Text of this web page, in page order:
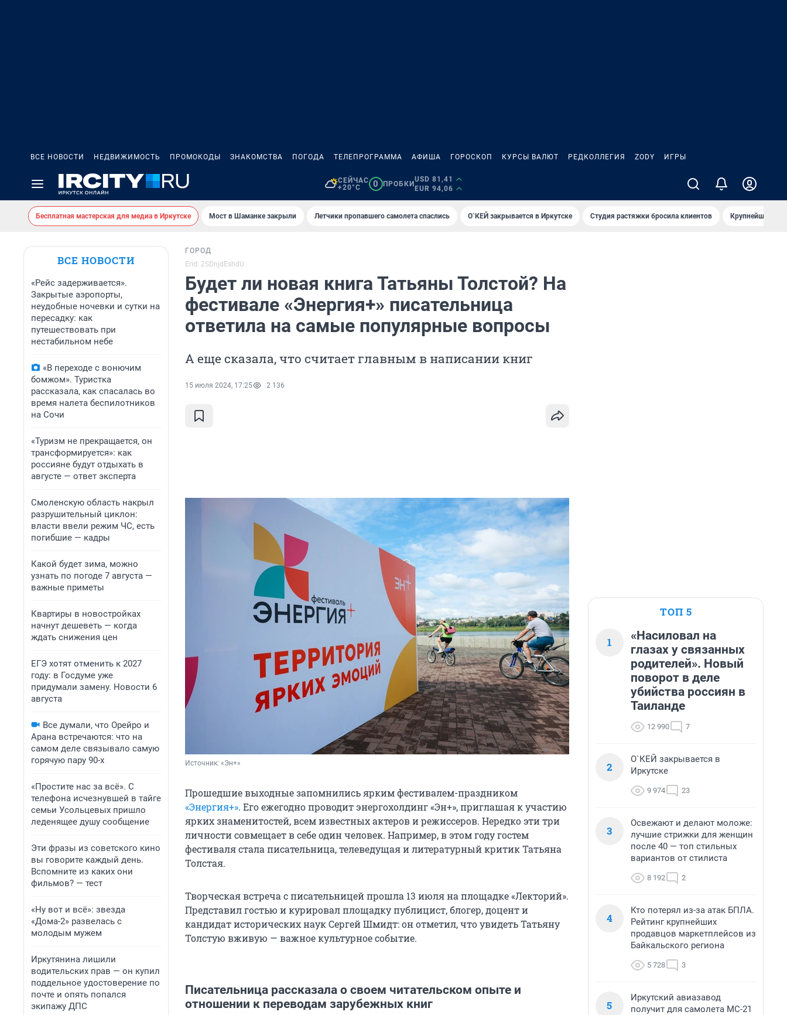
ВСЕ НОВОСТИ НЕДВИЖИМОСТЬ ПРОМОКОДЫ ЗНАКОМСТВА ПОГОДА ТЕЛЕПРОГРАММА АФИША ГОРОСКОП КУРСЫ ВАЛЮТ РЕДКОЛЛЕГИЯ ZODY ИГРЫ
СЕЙЧАС
+20°C
0 ПРОБКИ
USD 81,41
EUR 94,06
Бесплатная мастерская для медиа в Иркутске Мост в Шаманке закрыли Летчики пропавшего самолета спаслись О`КЕЙ закрывается в Иркутске Студия растяжки бросила клиентов Крупнейшие
ВСЕ НОВОСТИ
«Рейс задерживается».
Закрытые аэропорты,
неудобные ночевки и сутки на
пересадку: как
путешествовать при
нестабильном небе
«В переходе с вонючим
бомжом». Туристка
рассказала, как спасалась во
время налета беспилотников
на Сочи
«Туризм не прекращается, он
трансформируется»: как
россияне будут отдыхать в
августе — ответ эксперта
Смоленскую область накрыл
разрушительный циклон:
власти ввели режим ЧС, есть
погибшие — кадры
Какой будет зима, можно
узнать по погоде 7 августа —
важные приметы
Квартиры в новостройках
начнут дешеветь — когда
ждать снижения цен
ЕГЭ хотят отменить к 2027
году: в Госдуме уже
придумали замену. Новости 6
августа
Все думали, что Орейро и
Арана встречаются: что на
самом деле связывало самую
горячую пару 90-х
«Простите нас за всё». С
телефона исчезнувшей в тайге
семьи Усольцевых пришло
леденящее душу сообщение
Эти фразы из советского кино
вы говорите каждый день.
Вспомните из каких они
фильмов? — тест
«Ну вот и всё»: звезда
«Дома-2» развелась с
молодым мужем
Иркутянина лишили
водительских прав — он купил
поддельное удостоверение по
почте и опять попался
экипажу ДПС
ГОРОД
Erid: 2SDnjdEshdU
Будет ли новая книга Татьяны Толстой? На
фестивале «Энергия+» писательница
ответила на самые популярные вопросы
А еще сказала, что считает главным в написании книг
15 июля 2024, 17:25 2 136
Источник: «Эн+»
Прошедшие выходные запомнились ярким фестивалем-праздником
«Энергия+». Его ежегодно проводит энергохолдинг «Эн+», приглашая к участию
ярких знаменитостей, всем известных актеров и режиссеров. Нередко эти три
личности совмещает в себе один человек. Например, в этом году гостем
фестиваля стала писательница, телеведущая и литературный критик Татьяна
Толстая.
Творческая встреча с писательницей прошла 13 июля на площадке «Лекторий».
Представил гостью и курировал площадку публицист, блогер, доцент и
кандидат исторических наук Сергей Шмидт: он отметил, что увидеть Татьяну
Толстую вживую — важное культурное событие.
Писательница рассказала о своем читательском опыте и
отношении к переводам зарубежных книг
ТОП 5
1
«Насиловал на
глазах у связанных
родителей». Новый
поворот в деле
убийства россиян в
Таиланде
12 990 7
2
О`КЕЙ закрывается в
Иркутске
9 974 23
3
Освежают и делают моложе:
лучшие стрижки для женщин
после 40 — топ стильных
вариантов от стилиста
8 192 2
4
Кто потерял из-за атак БПЛА.
Рейтинг крупнейших
продавцов маркетплейсов из
Байкальского региона
5 728 3
5
Иркутский авиазавод
получит для самолета МС-21